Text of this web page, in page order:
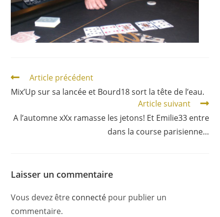
Article précédent
Mix’Up sur sa lancée et Bourd18 sort la tête de l’eau.
Article suivant
A l’automne xXx ramasse les jetons! Et Emilie33 entre
dans la course parisienne…
Laisser un commentaire
Vous devez être connecté pour publier un
commentaire.